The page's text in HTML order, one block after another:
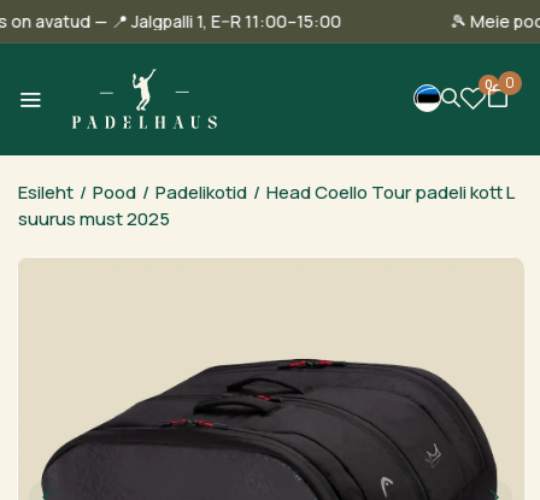
on avatud — 📍 Jalgpalli 1, E–R 11:00–15:00 🎾
0 0
Esileht / Pood / Padelikotid / Head Coello Tour padeli kott L
suurus must 2025